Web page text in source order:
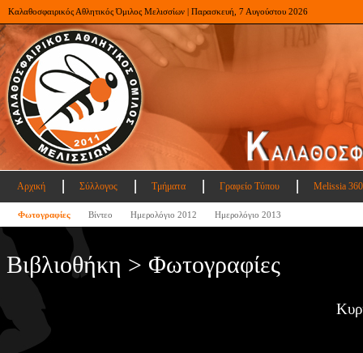
Καλαθοσφαιρικός Αθλητικός Όμιλος Μελισσίων | Παρασκευή, 7 Αυγούστου 2026
Αρχική Σύλλογος Τμήματα Γραφείο Τύπου Melissia
Φωτογραφίες Βίντεο Ημερολόγιο 2012 Ημερολόγιο 2013
Βιβλιοθήκη > Φωτογραφίες